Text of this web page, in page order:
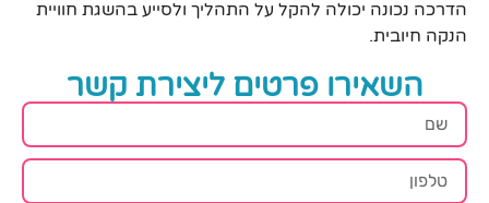
הדרכה נכונה יכולה להקל על התהליך ולסייע בהשגת חוויית
הנקה חיובית.
השאירו פרטים ליצירת קשר